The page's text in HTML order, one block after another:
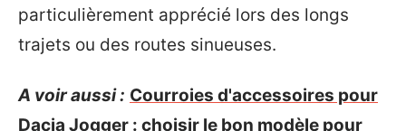
particulièrement apprécié lors des longs
trajets ou des routes sinueuses.
A voir aussi : Courroies d'accessoires pour
Dacia Jogger : choisir le bon modèle pour